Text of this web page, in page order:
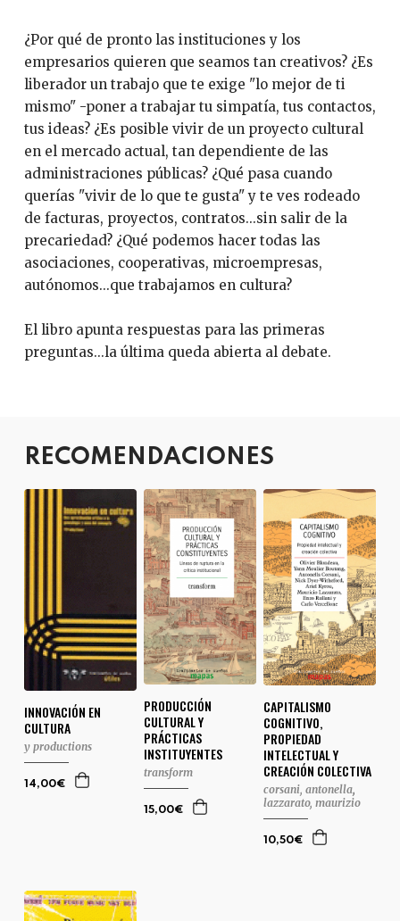
¿Por qué de pronto las instituciones y los
empresarios quieren que seamos tan creativos? ¿Es
liberador un trabajo que te exige "lo mejor de ti
mismo" -poner a trabajar tu simpatía, tus contactos,
tus ideas? ¿Es posible vivir de un proyecto cultural
en el mercado actual, tan dependiente de las
administraciones públicas? ¿Qué pasa cuando
querías "vivir de lo que te gusta" y te ves rodeado
de facturas, proyectos, contratos...sin salir de la
precariedad? ¿Qué podemos hacer todas las
asociaciones, cooperativas, microempresas,
autónomos...que trabajamos en cultura?
El libro apunta respuestas para las primeras
preguntas...la última queda abierta al debate.
RECOMENDACIONES
INNOVACIÓN EN
CULTURA
y productions
14,00€
PRODUCCIÓN
CULTURAL Y
PRÁCTICAS
INSTITUYENTES
transform
15,00€
CAPITALISMO
COGNITIVO,
PROPIEDAD
INTELECTUAL Y
CREACIÓN COLECTIVA
corsani, antonella,
lazzarato, maurizio
10,50€